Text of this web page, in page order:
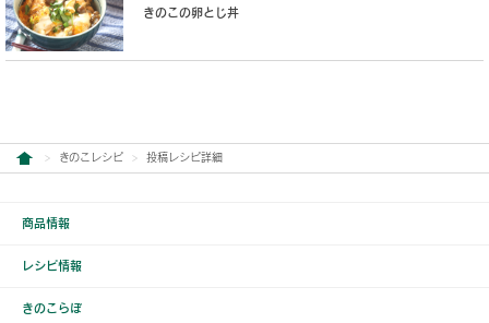
きのこの卵とじ丼
きのこレシピ 投稿レシピ詳細
商品情報
レシピ情報
きのこらぼ